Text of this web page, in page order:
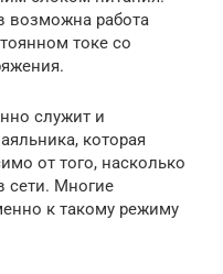
возможна работа
токе со
служит и
которая
от того, насколько
сети. Многие
к такому режиму